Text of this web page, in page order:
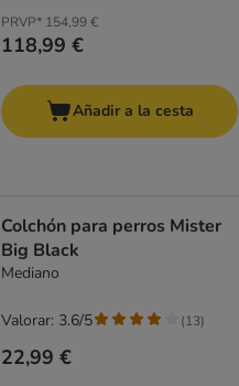
PRVP* 154,99 €
118,99 €
Añadir a la cesta
Colchón para perros Mister
Big Black
Mediano
22,99 €
Valorar: 3.6/5 (13)